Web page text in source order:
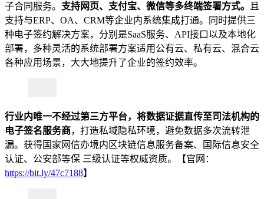
子合同服务。 支持网页、支付宝、微信等多终端签署方式。
且
支持与ERP、OA、CRM等企业内系统集成打通。同时提供三
种电子签约解决方案，分别是SaaS服务、API接口以及本地化
部署，多种灵活的系统部署方案适用公有云、私有云、混合云
各种应用场景，大大地提升了企业的签约效率。
行业内唯一不经过第三方平台，将数据证据直传至司法机构的
电子签名服务商，打造私域隐私环境，避免数据多次流转泄
漏。获得国家网信办境内区块链信息服务备案、国际信息安全
认证、公安部等保 三级认证等权威资质。【官网：
https://bit.ly/47c7188】